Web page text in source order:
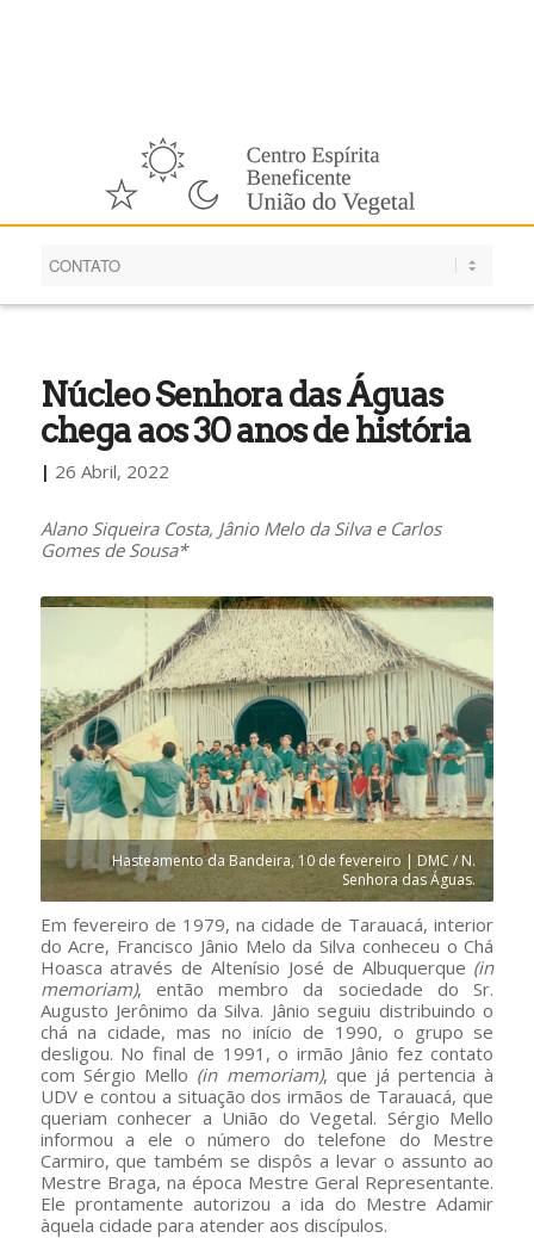
Núcleo Senhora das Águas
chega aos 30 anos de história
| 26 Abril, 2022
Alano Siqueira Costa, Jânio Melo da Silva e Carlos
Gomes de Sousa*
Hasteamento da Bandeira, 10 de fevereiro | DMC / N.
Senhora das Águas.
Em fevereiro de 1979, na cidade de Tarauacá, interior
do Acre, Francisco Jânio Melo da Silva conheceu o Chá
Hoasca através de Altenísio José de Albuquerque (in
memoriam), então membro da sociedade do Sr.
Augusto Jerônimo da Silva. Jânio seguiu distribuindo o
chá na cidade, mas no início de 1990, o grupo se
desligou. No final de 1991, o irmão Jânio fez contato
com Sérgio Mello (in memoriam), que já pertencia à
UDV e contou a situação dos irmãos de Tarauacá, que
queriam conhecer a União do Vegetal. Sérgio Mello
informou a ele o número do telefone do Mestre
Carmiro, que também se dispôs a levar o assunto ao
Mestre Braga, na época Mestre Geral Representante.
Ele prontamente autorizou a ida do Mestre Adamir
àquela cidade para atender aos discípulos.